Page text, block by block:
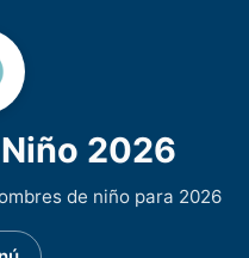
2026
de niño para 2026